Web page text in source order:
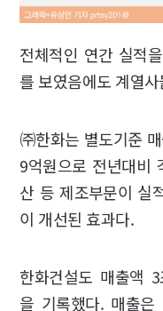
전체적인 연간 실적
를 보였음에도 계열
㈜한화는 별도기준
9억원으로 전년대비
산 등 제조부문이 실
이 개선된 효과다.
한화건설도 매출액
을 기록했다. 매출